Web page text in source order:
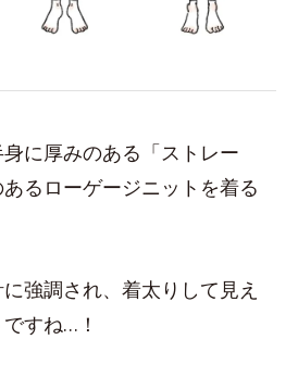
に厚みのある「ストレー
あるローゲージニットを着る
強調され、着太りして見え
すね…！